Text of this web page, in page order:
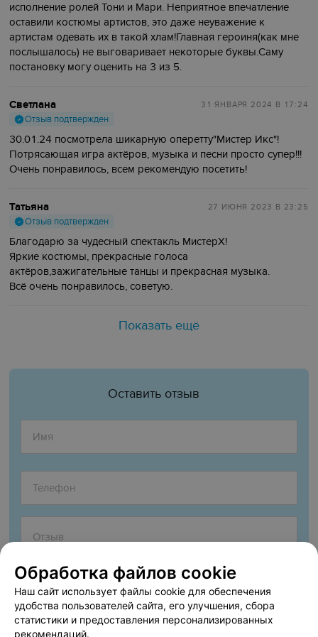
исполнение ролей Тони и Мари. Неприятное впечатление
оставили костюмы артистов, это даже неуважение к
артистам одевать их в такой хлам!Главная героиня(как мне
послышалось) не выговаривает некоторые буквы.Саму
постановку могу оценить на 3 из 5.
Светлана
Отзыв подтвержден
31 ЯНВАРЯ 2024 В 17:24
30.01.24 посмотрела шикарную оперетту"Мистер Икс"!
Потрясающая игра актёров, музыка и песни просто супер!!!
Очень понравилось, всем рекомендую посетить!
Татьяна
Отзыв подтвержден
27 ИЮНЯ 2023 В 23:25
Благодарю за чудесный спектакль МистерХ!
Яркие костюмы, прекрасные голоса
актёров,зажигательные танцы и прекрасная музыка.
Всё очень понравилось, советую.
Показать ещё
Оставить отзыв
Обработка файлов cookie
Наш сайт использует файлы cookie для обеспечения
удобства пользователей сайта, его улучшения, сбора
статистики и предоставления персонализированных
рекомендаций.